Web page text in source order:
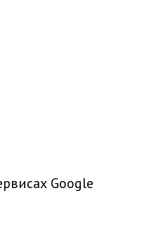
Google